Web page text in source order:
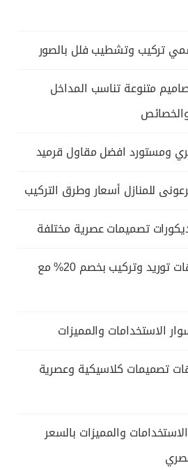
تركيب وتشطيب فلل بالصور
متنوعة تناسب المداخل
ومستورد افضل مقاول قرميد
للمنازل أسعار وطرق التركيب
تصميمات عصرية مختلفة
مقاول تركيب حجر واجهات توريد وتركيب بخصم 20% مع
الاستخدامات والمميزات
تصميمات كلاسيكية وعصرية
والمميزات بالسعر